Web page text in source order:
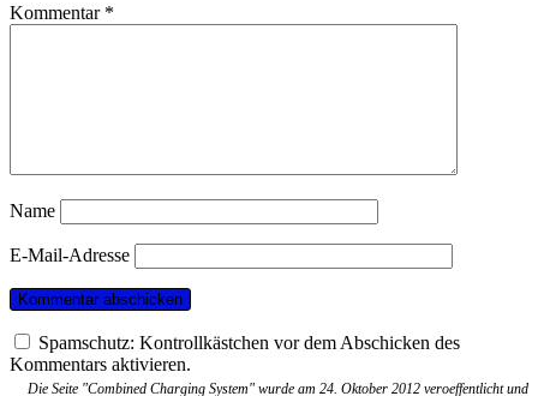
Kommentar *
Name
E-Mail-Adresse
Spamschutz: Kontrollkästchen vor dem Abschicken des
Kommentars aktivieren.
Die Seite "Combined Charging System" wurde am 24. Oktober 2012 veroeffentlicht und